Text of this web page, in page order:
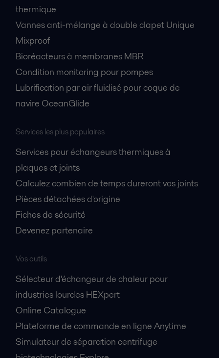
thermique
Vannes anti-mélange à double clapet Unique
Mixproof
Bioréacteurs à membranes MBR
Condition monitoring pour pompes
Lubrification par air fluidisé pour coque de
navire OceanGlide
Services les plus populaires
Services pour échangeurs thermiques à
plaques et joints
Calculez combien de temps dureront vos joints
Pièces détachées d'origine
Fiches de sécurité
Devenez partenaire
Vos outils
Sélecteur d'échangeur de chaleur pour
industries lourdes HEXpert
Online Catalogue
Plateforme de commande en ligne Anytime
Simulateur de séparation centrifuge